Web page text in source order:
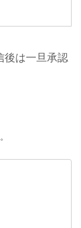
後は一旦承認